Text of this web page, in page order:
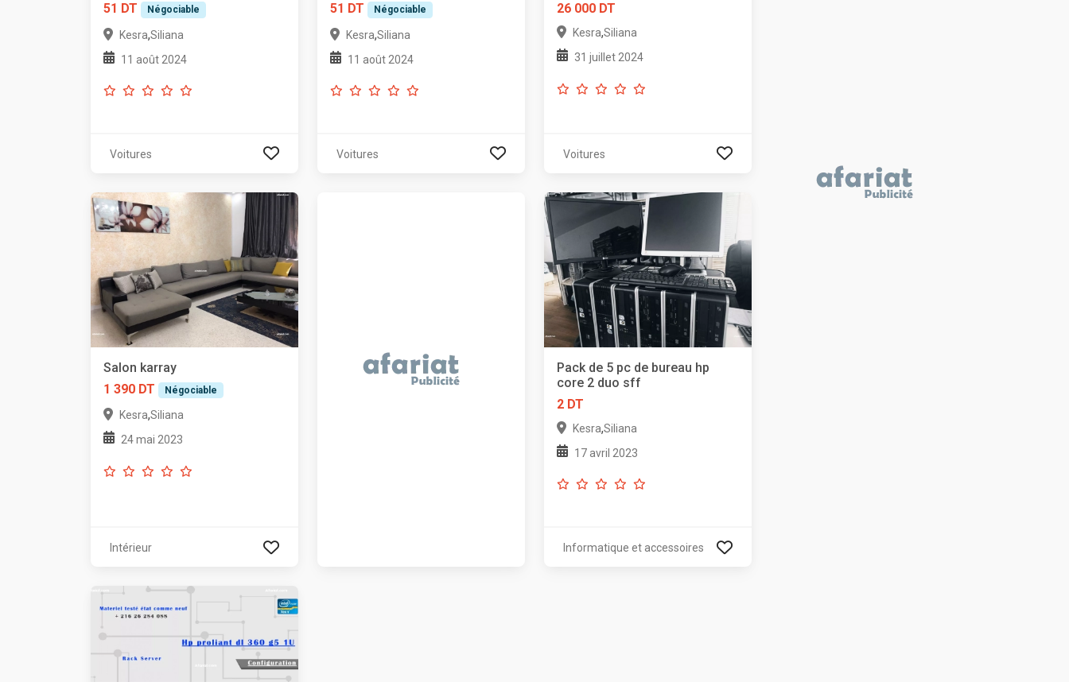
51 DT
Négociable
Kesra,Siliana
11 août 2024
Voitures
51 DT
Négociable
Kesra,Siliana
11 août 2024
Voitures
26 000 DT
Kesra,Siliana
31 juillet 2024
Voitures
Salon karray
1 390 DT
Négociable
Kesra,Siliana
24 mai 2023
Intérieur
Pack de 5 pc de bureau hp
core 2 duo sff
2 DT
Kesra,Siliana
17 avril 2023
Informatique et accessoires